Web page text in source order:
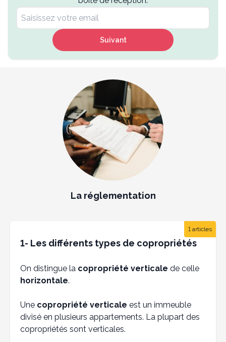
Suivant
La réglementation
1 articles
1- Les différents types de copropriétés
On distingue la copropriété verticale de celle
horizontale.
Une copropriété verticale est un immeuble
divisé en plusieurs appartements. La plupart des
copropriétés sont verticales.